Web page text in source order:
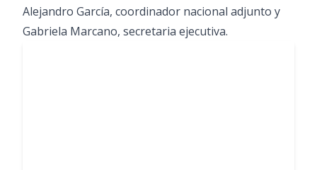
Alejandro García, coordinador nacional adjunto y
Gabriela Marcano, secretaria ejecutiva.